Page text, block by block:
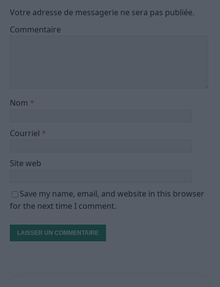
Votre adresse de messagerie ne sera pas publiée.
Commentaire
Nom *
Courriel *
Site web
Save my name, email, and website in this browser
for the next time I comment.